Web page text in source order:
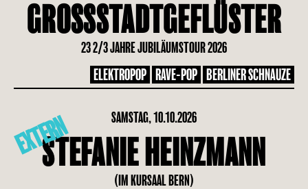
GROSSSTADTGEFLÜSTER
23 2/3 JAHRE JUBILÄUMSTOUR 2026
ELEKTROPOP RAVE-POP BERLINER SCHNAUZE
SAMSTAG, 10.10.2026
EXTERNSTEFANIE HEINZMANN
(IM KURSAAL BERN)